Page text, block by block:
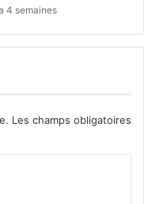
4 semaines
Les champs obligatoires